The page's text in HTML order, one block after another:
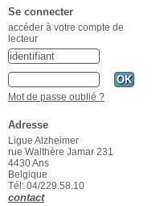
Se connecter
accéder à votre compte de
lecteur
Mot de passe oublié ?
Adresse
Ligue Alzheimer
rue Walthère Jamar 231
4430 Ans
Belgique
Tél: 04/229.58.10
contact